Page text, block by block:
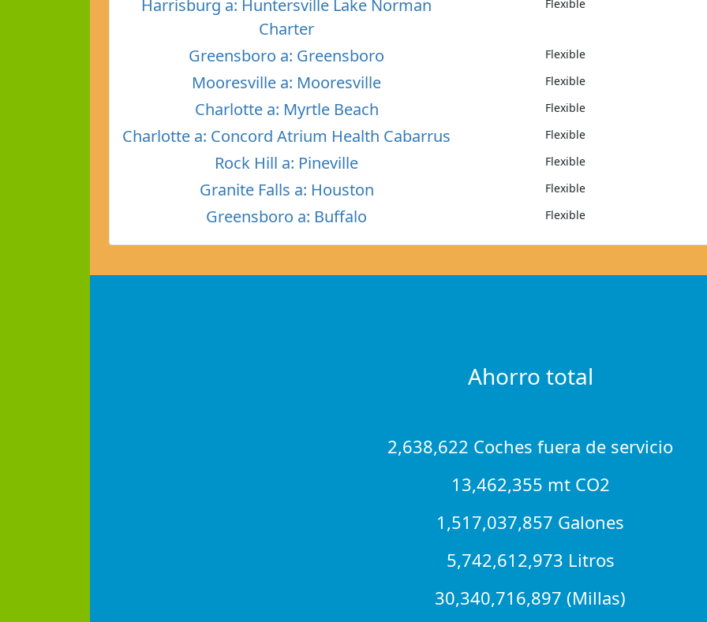
Harrisburg a: Huntersville Lake Norman
Charter
Flexible
Greensboro a: Greensboro Flexible
Mooresville a: Mooresville Flexible
Charlotte a: Myrtle Beach Flexible
Charlotte a: Concord Atrium Health Cabarrus Flexible
Rock Hill a: Pineville Flexible
Granite Falls a: Houston Flexible
Greensboro a: Buffalo Flexible
Ahorro total
2,638,622 Coches fuera de servicio
13,462,355 mt CO2
1,517,037,857 Galones
5,742,612,973 Litros
30,340,716,897 (Millas)